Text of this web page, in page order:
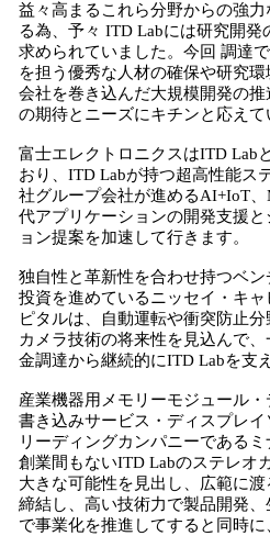
益々高まるこれら分野からの強力
る為、予々 ITD Labには研究開
求められていました。今回 調達
を担う優秀な人材の確保や研究
会社を巻き込んだ大規模開発の
の期待とニーズにキチンと応えて
富士エレクトロニクスはITD Lab
おり、ITD Labが持つ超高性能ス
社グループ会社が進めるAI+IoT
代アプリケーションの開発支援
ョン提案を加速して行きます。
独自性と革新性を合わせ持つベ
投資を進めているニッセイ・キ
ピタルは、自動運転や衝突防止
カメラ技術の将来性を見込んで
金調達から継続的にITD Labを支
産業機器用メモリーモジュール
書き込みサービス・ディスプレ
リーディングカンパニーであるミ
創業間もないITD Labのステレオ
大きな可能性を見出し、広範に
締結し、高い技術力で製品開発
で事業化を推進してすると同時